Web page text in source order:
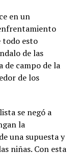
en un
todo esto
de las
de campo de la
de los
se negó a
la
una supuesta y
niñas. Con esta